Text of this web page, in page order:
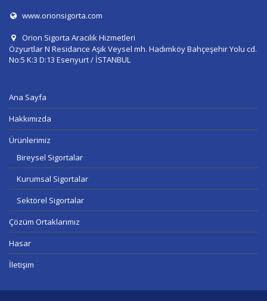
www.orionsigorta.com
Orion Sigorta Aracılık Hizmetleri
Özyurtlar N Residance Aşık Veysel mh. Hadımköy Bahçeşehir Yolu cd.
No:5 K:3 D:13 Esenyurt / İSTANBUL
Ana Sayfa
Hakkımızda
Ürünlerimiz
Bireysel Sigortalar
Kurumsal Sigortalar
Sektörel Sigortalar
Çözüm Ortaklarımız
Hasar
İletişim